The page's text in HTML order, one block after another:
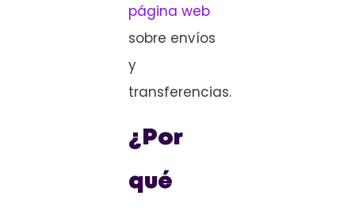
página web
sobre envíos
y
transferencias.
¿Por
qué